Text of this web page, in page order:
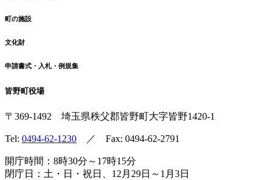
町の施設
文化財
申請書式・入札・例規集
皆野町役場
〒369-1492 埼玉県秩父郡皆野町大字皆野1420-1
Tel: 0494-62-1230 ／ Fax: 0494-62-2791
開庁時間：8時30分～17時15分
閉庁日：土・日・祝日、12月29日～1月3日